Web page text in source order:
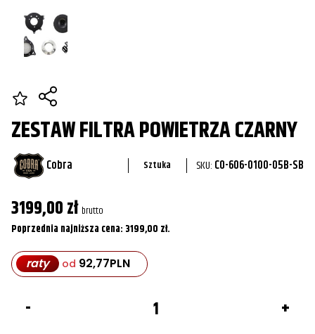
ZESTAW FILTRA POWIETRZA CZARNY
Cobra Sztuka SKU: CO-606-0100-05B-SB
3199,00zł brutto
Poprzednia najniższa cena: 3199,00 zł.
raty od 92,77PLN